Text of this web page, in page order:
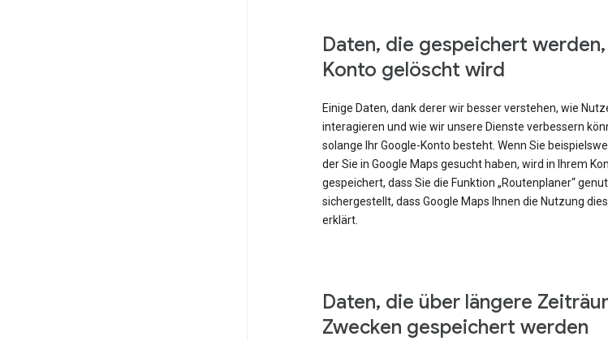
Daten, die gespeichert
Konto gelöscht wird
Einige Daten, dank derer wir besser verstehen, wie
interagieren und wie wir unsere Dienste verbessern
solange Ihr Google-Konto besteht. Wenn Sie
der Sie in Google Maps gesucht haben, wird in Ihrem
gespeichert, dass Sie die Funktion „Routenplaner“
sichergestellt, dass Google Maps Ihnen die Nutzung
erklärt.
Daten, die über längere
Zwecken gespeichert werden